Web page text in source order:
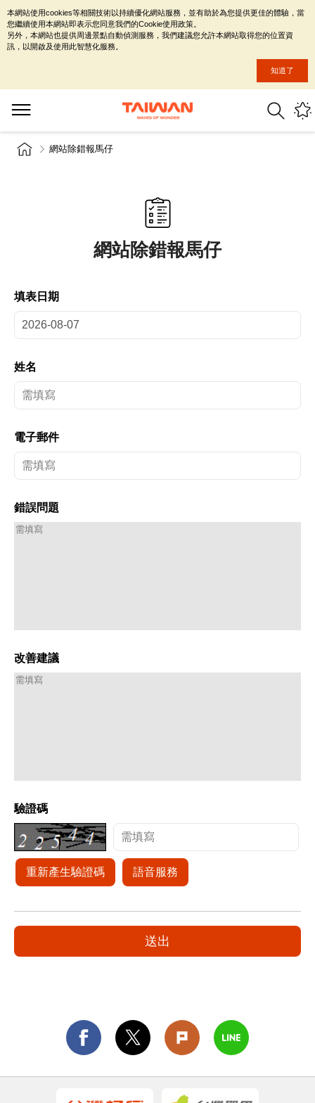
網站除錯報馬仔
網站除錯報馬仔
填表日期
姓名
電子郵件
錯誤問題
改善建議
驗證碼
重新產生驗證碼 語音服務
本網站使用cookies等相關技術以持續優化網站服務，並有助於為您提供更佳的體驗，當
您繼續使用本網站即表示您同意我們的Cookie使用政策。
另外，本網站也提供周邊景點自動偵測服務，我們建議您允許本網站取得您的位置資
訊，以開啟及使用此智慧化服務。
知道了